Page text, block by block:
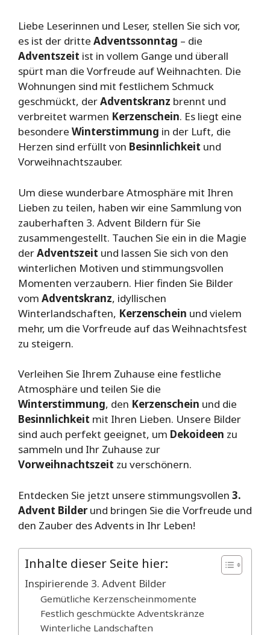
Liebe Leserinnen und Leser, stellen Sie sich vor,
es ist der dritte Adventssonntag – die
Adventszeit ist in vollem Gange und überall
spürt man die Vorfreude auf Weihnachten. Die
Wohnungen sind mit festlichem Schmuck
geschmückt, derAdventskranz brennt und
verbreitet warmen Kerzenschein. Es liegt eine
besondere Winterstimmung in der Luft, die
Herzen sind erfüllt von Besinnlichkeit und
Vorweihnachtszauber.
Um diese wunderbare Atmosphäre mit Ihren
Lieben zu teilen, haben wir eine Sammlung von
zauberhaften 3. Advent Bildern für Sie
zusammengestellt. Tauchen Sie ein in die Magie
derAdventszeit und lassen Sie sich von den
winterlichen Motiven und stimmungsvollen
Momenten verzaubern. Hier finden Sie Bilder
vom Adventskranz, idyllischen
Winterlandschaften, Kerzenschein und vielem
mehr, um die Vorfreude auf das Weihnachtsfest
zu steigern.
Verleihen Sie Ihrem Zuhause eine festliche
Atmosphäre und teilen Sie die
Winterstimmung, den Kerzenschein und die
Besinnlichkeit mit Ihren Lieben. Unsere Bilder
sind auch perfekt geeignet, um Dekoideen zu
sammeln und Ihr Zuhause zur
Vorweihnachtszeit zu verschönern.
Entdecken Sie jetzt unsere stimmungsvollen 3.
Advent Bilderund bringen Sie die Vorfreude und
den Zauber des Advents in Ihr Leben!
Inhalte dieser Seite hier:
Inspirierende 3. Advent Bilder
Gemütliche Kerzenscheinmomente
Festlich geschmückte Adventskränze
Winterliche Landschaften